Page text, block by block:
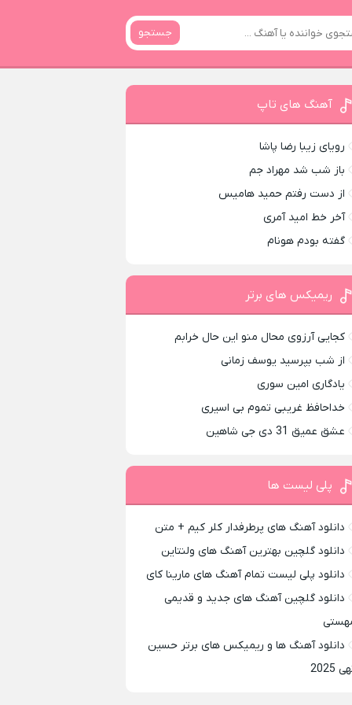
جستجو
آهنگ های تاپ
رویای زیبا رضا پاشا
باز شب شد مهراد جم
از دست رفتم حمید هامیس
آخر خط امید آمری
گفته بودم هونام
ریمیکس های برتر
کجایی آرزوی محال منو این حال خرابم
از شب بپرسید یوسف زمانی
یادگاری امین سوری
خداحافظ غریبی تموم بی اسیری
عشق عمیق 31 دی جی شاهین
پلی لیست ها
دانلود آهنگ های پرطرفدار کلر کیم + متن
دانلود گلچین بهترین آهنگ های ولنتاین
دانلود پلی لیست تمام آهنگ های مارینا کای
دانلود گلچین آهنگ های جدید و قدیمی
دانلود آهنگ ها و ریمیکس های برتر حسین
2025